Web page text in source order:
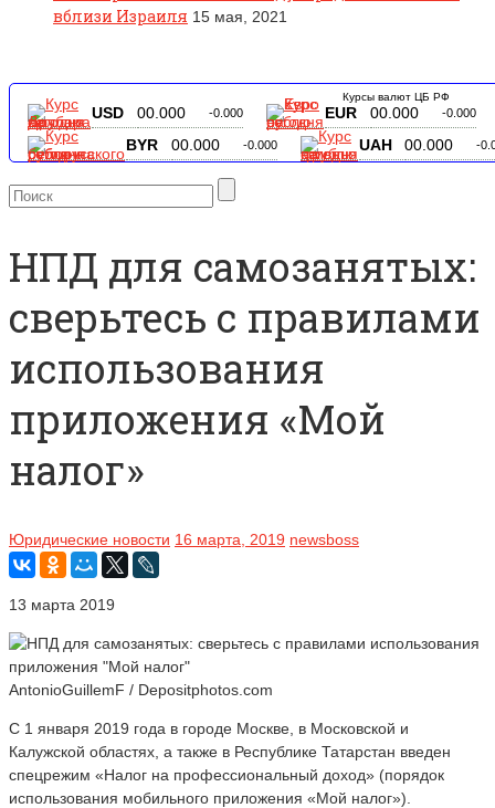
вблизи Израиля 15 мая, 2021
Курсы валют ЦБ РФ
USD 00.000 -0.000 EUR 00.000 -0.000
BYR 00.000 -0.000 UAH 00.000 -
НПД для самозанятых:
сверьтесь с правилами
использования
приложения «Мой
налог»
Юридические новости 16 марта, 2019 newsboss
13 марта 2019
AntonioGuillemF / Depositphotos.com
С 1 января 2019 года в городе Москве, в Московской и
Калужской областях, а также в Республике Татарстан введен
спецрежим «Налог на профессиональный доход» (порядок
использования мобильного приложения «Мой налог»).